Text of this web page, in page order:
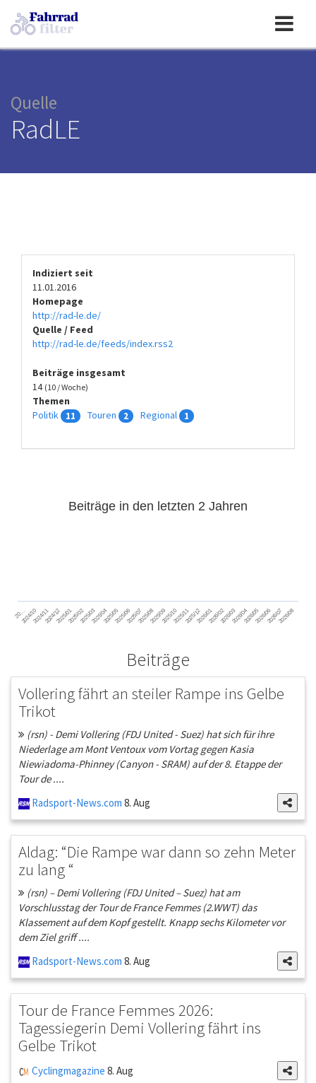
Toggle
navigation
Quelle
RadLE
Indiziert seit
11.01.2016
Homepage
http://rad-le.de/
Quelle / Feed
http://rad-le.de/feeds/index.rss2
Beiträge insgesamt
14 (10 / Woche)
Themen
Politik
11 Touren 2 Regional 1
Beiträge in den letzten 2 Jahren
20…2024/102024/112024/122025/012025/022025/032025/042025/052025/062025/072025/082025/092025/102025/112025/122026/012026/022026/032026/042026/052026/062026/072026/08
Beiträge
Vollering fährt an steiler Rampe ins Gelbe
Trikot
(rsn) - Demi Vollering (FDJ United - Suez) hat sich für ihre
Niederlage am Mont Ventoux vom Vortag gegen Kasia
Niewiadoma-Phinney (Canyon - SRAM) auf der 8. Etappe der
Tour de ....
Radsport-News.com 8. Aug
Aldag: “Die Rampe war dann so zehn Meter
zu lang “
(rsn) – Demi Vollering (FDJ United – Suez) hat am
Vorschlusstag der Tour de France Femmes (2.WWT) das
Klassement auf dem Kopf gestellt. Knapp sechs Kilometer vor
dem Ziel griff ....
Radsport-News.com 8. Aug
Tour de France Femmes 2026:
Tagessiegerin Demi Vollering fährt ins
Gelbe Trikot
Cyclingmagazine 8. Aug